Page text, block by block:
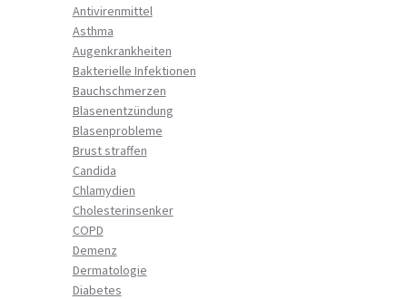
Antivirenmittel
Asthma
Augenkrankheiten
Bakterielle Infektionen
Bauchschmerzen
Blasenentzündung
Blasenprobleme
Brust straffen
Candida
Chlamydien
Cholesterinsenker
COPD
Demenz
Dermatologie
Diabetes